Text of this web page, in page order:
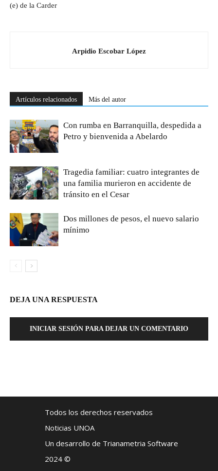
(e) de la Carder
Arpidio Escobar López
Artículos relacionados Más del autor
Con rumba en Barranquilla, despedida a
Petro y bienvenida a Abelardo
Tragedia familiar: cuatro integrantes de
una familia murieron en accidente de
tránsito en el Cesar
Dos millones de pesos, el nuevo salario
mínimo
DEJA UNA RESPUESTA
INICIAR SESIÓN PARA DEJAR UN COMENTARIO
Todos los derechos reservados
Noticias UNOA
Un desarrollo de Trianametria Software
2024 ©